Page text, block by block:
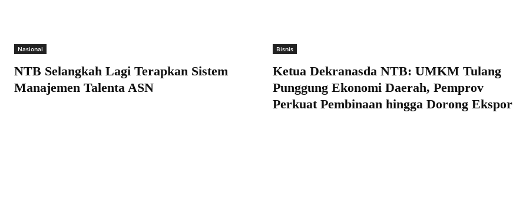
Nasional
NTB Selangkah Lagi Terapkan Sistem
Manajemen Talenta ASN
Bisnis
Ketua Dekranasda NTB: UMKM Tulang
Punggung Ekonomi Daerah, Pemprov
Perkuat Pembinaan hingga Dorong Ekspor